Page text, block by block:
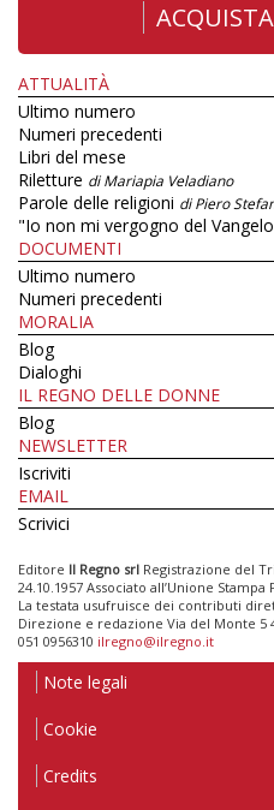
ATTUALITÀ
Ultimo numero
Numeri precedenti
Libri del mese
Riletture di Mariapia Veladiano
Parole delle religioni di Piero
"Io non mi vergogno del
DOCUMENTI
Ultimo numero
Numeri precedenti
MORALIA
Blog
Dialoghi
IL REGNO DELLE DONNE
Blog
NEWSLETTER
Iscriviti
EMAIL
Scrivici
Editore Il Regno srl Registrazione del
24.10.1957 Associato all’Unione
La testata usufruisce dei contributi
Direzione e redazione Via del Monte 5
051 0956310 ilregno@ilregno.it
Note legali
Cookie
Credits